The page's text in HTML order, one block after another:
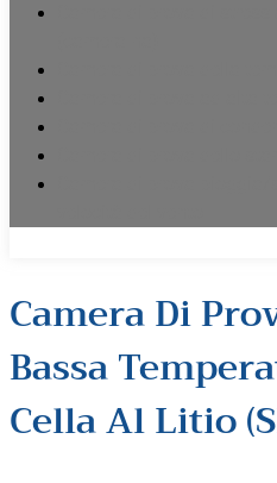
Camera Di
Bassa
Cella Al Litio